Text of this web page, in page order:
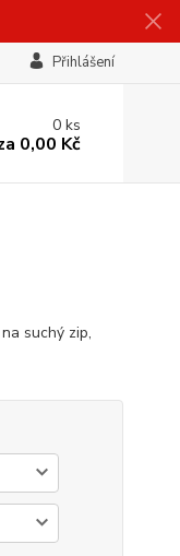
Přihlášení
0ks
0,00 Kč
suchý zip,